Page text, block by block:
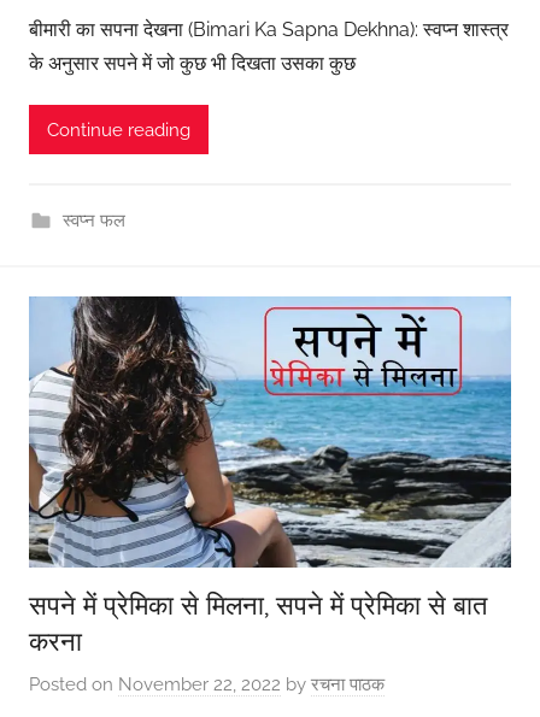
बीमारी का सपना देखना (Bimari Ka Sapna Dekhna): स्वप्न शास्त्र
के अनुसार सपने में जो कुछ भी दिखता उसका कुछ
Continue reading
स्वप्न फल
सपने में प्रेमिका से मिलना, सपने में प्रेमिका से बात
करना
Posted on November 22, 2022 by रचना पाठक